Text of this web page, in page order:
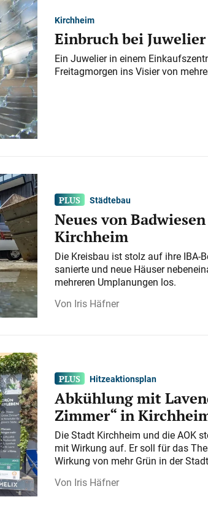
Kirchheim
Einbruch bei Juwelier
Ein Juwelier in einem
Freitagmorgen ins Visier von
Städtebau
Neues von
Kirchheim
Die Kreisbau ist stolz auf ihre IBA-
sanierte und neue Häuser
mehreren Umplanungen los.
Iris Häfner
Hitzeaktionsplan
Abkühlung mit
Zimmer“ in
Die Stadt Kirchheim und die AOK
mit Wirkung auf. Er soll für das
Wirkung von mehr Grün in der
Iris Häfner